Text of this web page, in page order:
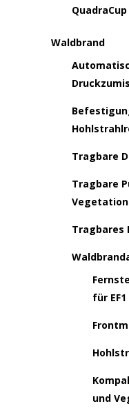
QuadraCup
Waldbrand
Tragbare
Tragbare
Tragbares
für
und